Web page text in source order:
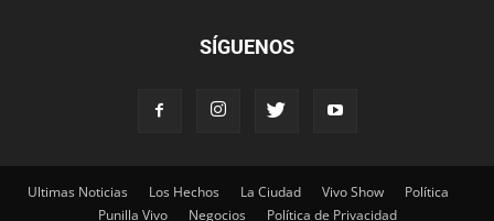
SÍGUENOS
Ultimas Noticias Los Hechos La Ciudad Vivo Show
Política
Punilla Vivo
Negocios Política de Privacidad